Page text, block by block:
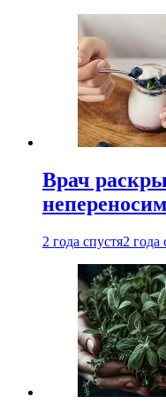
Врач
2 года спустя2 года